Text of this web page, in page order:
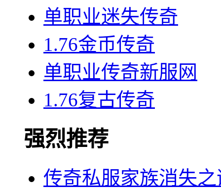
单职业迷失传奇
1.76金币传奇
单职业传奇新服网
1.76复古传奇
强烈推荐
传奇私服家族消失